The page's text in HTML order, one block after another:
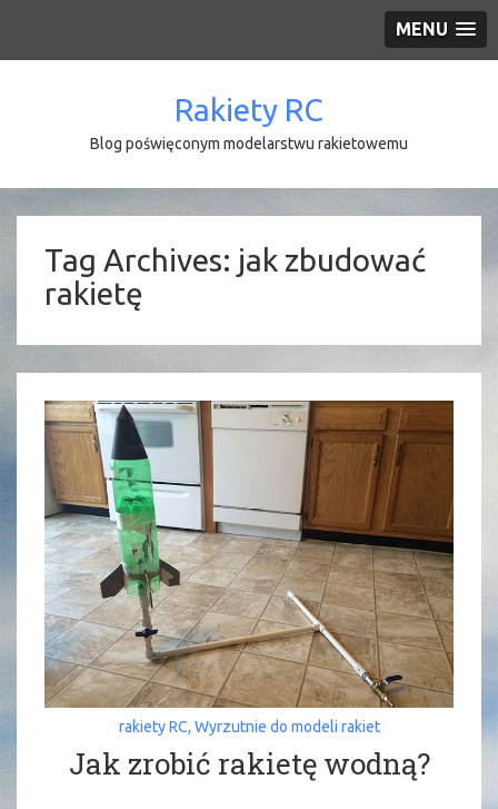
MENU
Rakiety RC
Blog poświęconym modelarstwu rakietowemu
Tag Archives: jak zbudować
rakietę
rakiety RC, Wyrzutnie do modeli rakiet
Jak zrobić rakietę wodną?